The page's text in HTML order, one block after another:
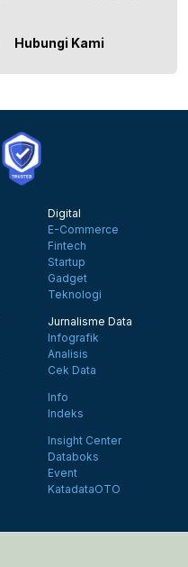
Hubungi Kami
Digital
E-Commerce
Fintech
Startup
Gadget
Teknologi
Jurnalisme Data
Infografik
Analisis
Cek Data
Info
Indeks
Insight Center
Databoks
Event
KatadataOTO